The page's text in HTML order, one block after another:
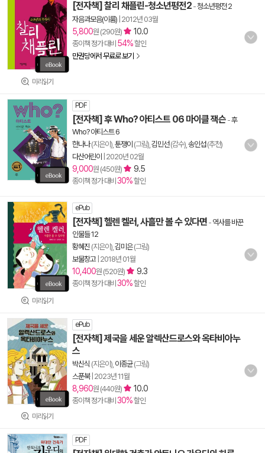
미리읽기
[전자책] 찰리 채플린-청소년평전2 -청소년평전 2
자음과모음(이룸) 2012년 03월
5,800원 (290원) 10.0
종이책 정가 대비 54%할인
만권당에서 무료로 보기
PDF
[전자책] 후 Who? 아티스트 06 마이클 잭슨 -후
Who? 아티스트 6
한나나(지은이), 툰쟁이 (그림), 김민선(감수), 송인섭(추천)
다산어린이
2020년 02월
9,000원 (450원) 9.5
종이책 정가 대비 30%할인
미리읽기
ePub
[전자책] 헬렌 켈러, 사흘만 볼 수 있다면 - 역사를 바꾼
인물들 12
황혜진 (지은이), 김미은(그림)
보물창고| 2018년 01월
10,400원 (520원) 9.3
종이책 정가 대비 30%할인
미리읽기
ePub
[전자책] 제국을 세운 알렉산드로스와 옥타비아누
스
박신식 (지은이), 이종균(그림)
스푼북| 2023년 11월
8,960원 (440원) 10.0
종이책 정가 대비 30%할인
PDF